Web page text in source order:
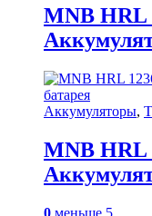
MNB HRL
Аккумуляторы,
MNB HRL
0 меньше 5